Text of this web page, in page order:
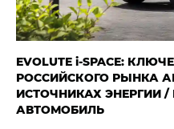
EVOLUTE i‑SPACE:
РОССИЙСКОГО РЫНКА
ИСТОЧНИКАХ ЭНЕРГИИ
АВТОМОБИЛЬ